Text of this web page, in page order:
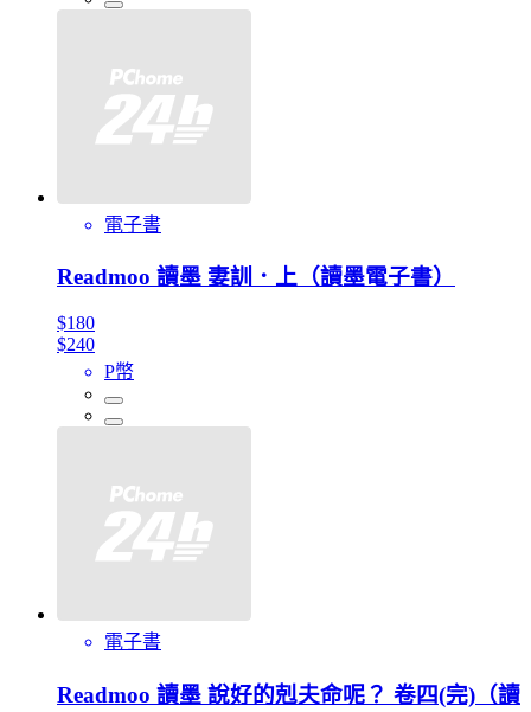
電子書
Readmoo 讀墨 妻訓．上（讀墨電子書）
$180
$240
P幣
電子書
Readmoo 讀墨 說好的剋夫命呢？ 卷四(完)（讀